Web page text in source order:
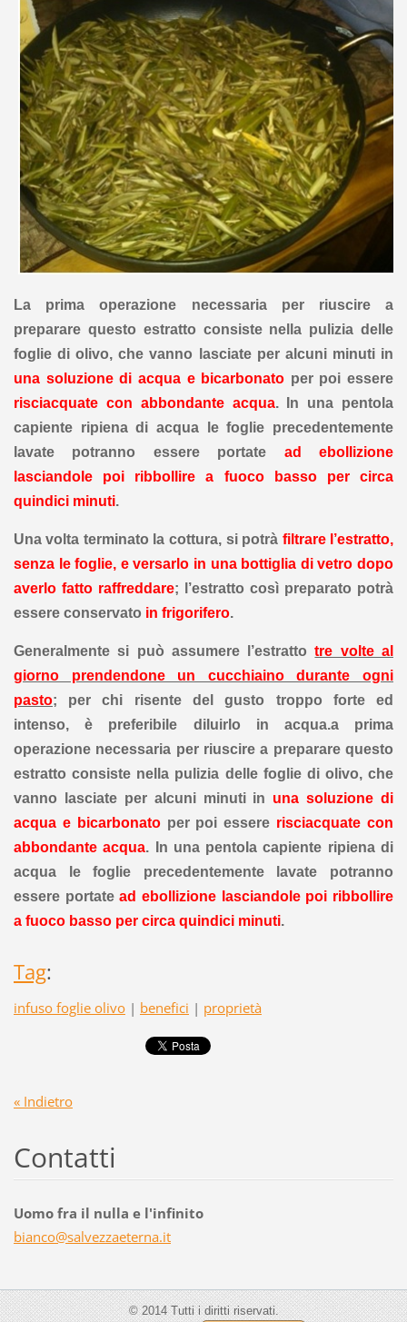
La prima operazione necessaria per riuscire a
preparare questo estratto consiste nella pulizia delle
foglie di olivo, che vanno lasciate per alcuni minuti in
una soluzione di acqua e bicarbonato per poi essere
risciacquate con abbondante acqua. In una pentola
capiente ripiena di acqua le foglie precedentemente
lavate potranno essere portate ad ebollizione
lasciandole poi ribbollire a fuoco basso per circa
quindici minuti.
Una volta terminato la cottura, si potrà filtrare l’estratto,
senza le foglie, e versarlo in una bottiglia di vetro dopo
averlo fatto raffreddare; l’estratto così preparato potrà
essere conservato in frigorifero.
Generalmente si può assumere l’estrattotre volte al
giorno prendendone un cucchiaino durante ogni
pasto; per chi risente del gusto troppo forte ed
intenso, è preferibile diluirlo in acqua.a prima
operazione necessaria per riuscire a preparare questo
estratto consiste nella pulizia delle foglie di olivo, che
vanno lasciate per alcuni minuti in una soluzione di
acqua e bicarbonatoper poi essere risciacquate con
abbondante acqua. In una pentola capiente ripiena di
acqua le foglie precedentemente lavate potranno
essere portatead ebollizione lasciandole poi ribbollire
a fuoco basso per circa quindici minuti.
Tag:
infuso foglie olivo | benefici | proprietà
« Indietro
Contatti
Uomo fra il nulla e l'infinito
bianco@salvezzaeterna.it
© 2014 Tutti i diritti riservati.